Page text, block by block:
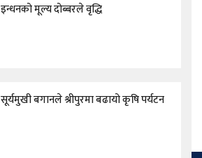
इन्धनको मूल्य दोब्बरले वृद्धि
सूर्यमुखी बगानले श्रीपुरमा बढायो कृषि पर्यटन